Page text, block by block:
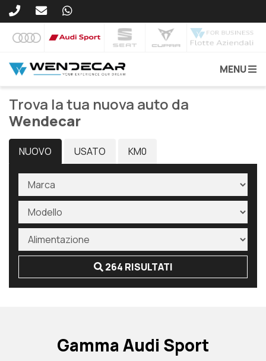
MENU
Trova la tua nuova auto da
Wendecar
NUOVO USATO KM0
264 RISULTATI
Gamma Audi Sport